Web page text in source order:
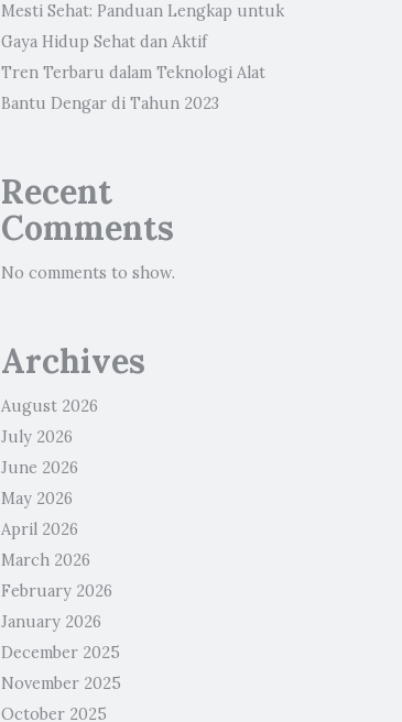
Mesti Sehat: Panduan Lengkap untuk
Gaya Hidup Sehat dan Aktif
Tren Terbaru dalam Teknologi Alat
Bantu Dengar di Tahun 2023
Recent
Comments
No comments to show.
Archives
August 2026
July 2026
June 2026
May 2026
April 2026
March 2026
February 2026
January 2026
December 2025
November 2025
October 2025